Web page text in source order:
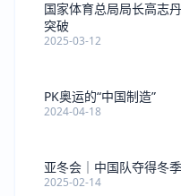
国家体育总局局长高志
突破
2025-03-12
PK奥运的“中国制造”
2024-04-18
亚冬会｜中国队夺得冬
2025-02-14